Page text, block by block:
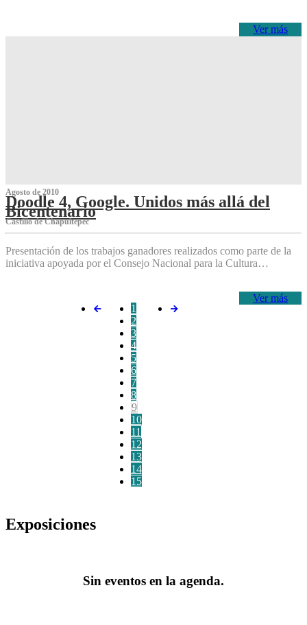
Ver más
Agosto de 2010
Doodle 4, Google. Unidos más allá del
Bicentenario
Castillo de Chapultepec
Presentación de los trabajos ganadores realizados como parte de la
iniciativa apoyada por el Consejo Nacional para la Cultura…
Ver más
1
2
3
4
5
6
7
8
9
10
11
12
13
14
15
Exposiciones
Sin eventos en la agenda.